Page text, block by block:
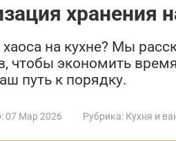
хранения
хаоса на кухне? Мы
чтобы экономить
путь к порядку.
07 Мар 2026 Рубрика: Кухня и